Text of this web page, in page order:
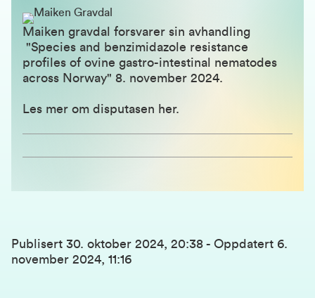
Maiken gravdal forsvarer sin avhandling
"Species and benzimidazole resistance
profiles of ovine gastro-intestinal nematodes
across Norway" 8. november 2024.
Les mer om disputasen her.
Publisert 30. oktober 2024, 20:38 - Oppdatert 6.
november 2024, 11:16